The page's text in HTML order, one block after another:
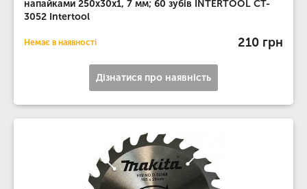
напайками 250x30x1, 7 мм; 60 зубів INTERTOOL CT-
3052 Intertool
Немає в наявності 210 грн
Дізнатися про наявність